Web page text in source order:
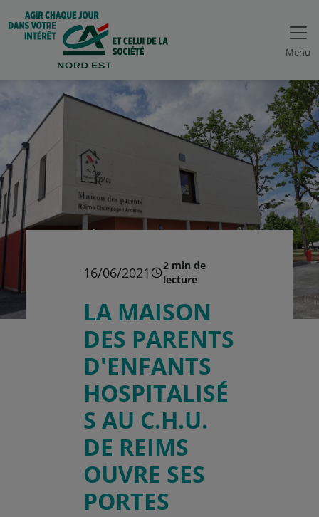
Menu
16/06/2021
2 min de
lecture
LA MAISON
DES PARENTS
D'ENFANTS
HOSPITALISÉ
S AU C.H.U.
DE REIMS
OUVRE SES
PORTES